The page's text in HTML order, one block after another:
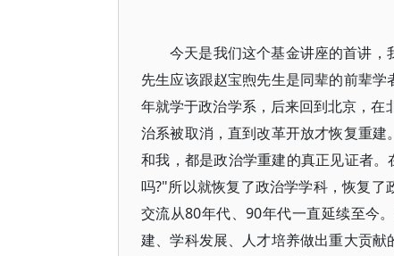
今天是我们这个基金讲座的首讲
先生应该跟赵宝煦先生是同辈的前辈
年就学于政治学系，后来回到北京，
治系被取消，直到改革开放才恢复重
和我，都是政治学重建的真正见证者
吗?"所以就恢复了政治学学科，恢复
交流从80年代、90年代一直延续至今
建、学科发展、人才培养做出重大贡